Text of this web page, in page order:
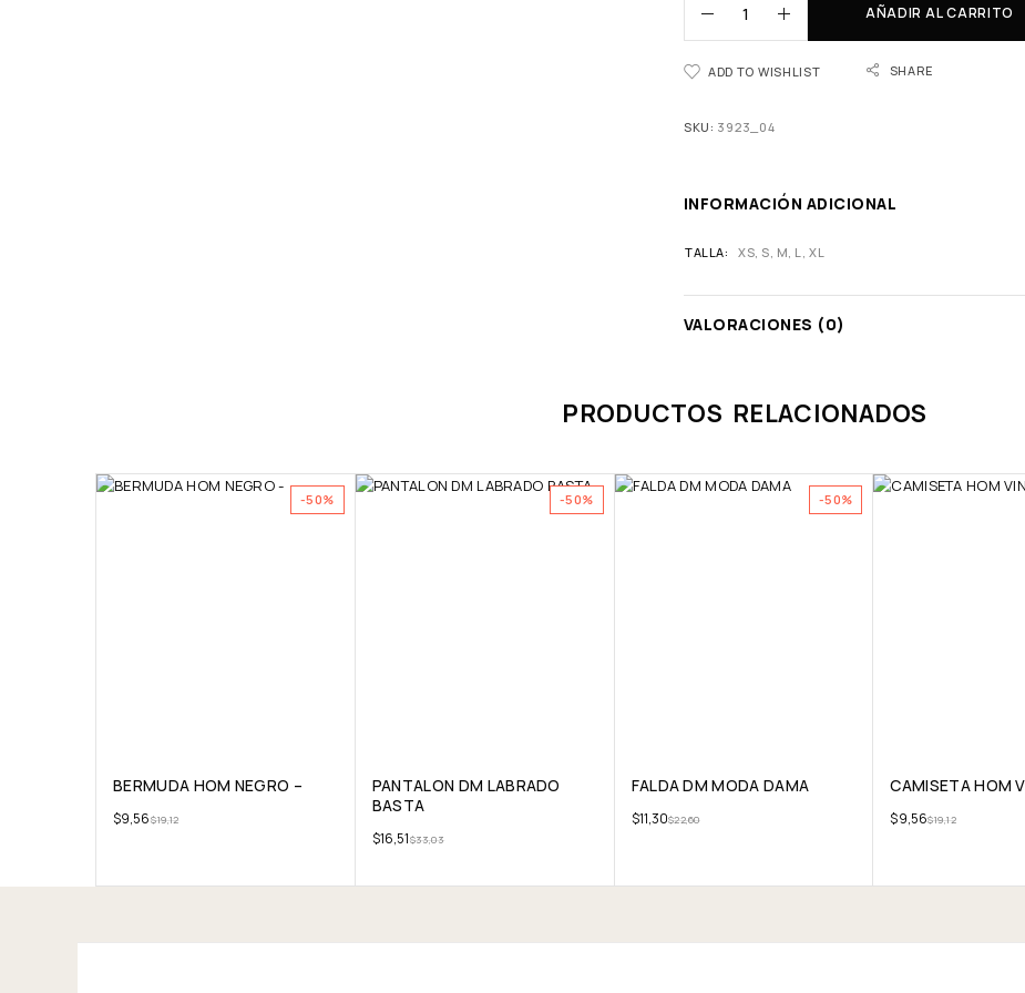
AÑADIR AL CARRITO
ADD TO WISHLIST SHARE
SKU: 3923_04
INFORMACIÓN ADICIONAL
TALLA XS, S, M, L, XL
VALORACIONES (0)
PRODUCTOS RELACIONADOS
-50%
BERMUDA HOM NEGRO –
$19,12
$9,56
-50%
PANTALON DM LABRADO
BASTA
$33,03
$16,51
-50%
FALDA DM MODA DAMA
$22,60
$11,30
CAMISETA HOM
$19,12
$9,56